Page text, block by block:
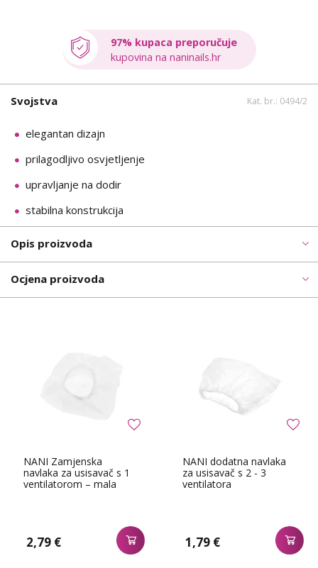
97% kupaca preporučuje
kupovina na naninails.hr
Svojstva Kat. br.: 0494/2
elegantan dizajn
prilagodljivo osvjetljenje
upravljanje na dodir
stabilna konstrukcija
Opis proizvoda
Ocjena proizvoda
NANI Zamjenska
navlaka za usisavač s 1
ventilatorom – mala
2,79 €
NANI dodatna navlaka
za usisavač s 2 - 3
ventilatora
1,79 €